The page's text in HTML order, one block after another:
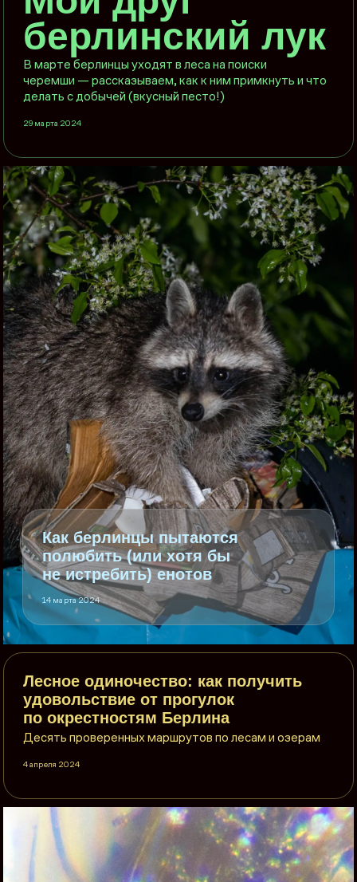
берлинский лук
В марте берлинцы уходят в леса на поиски
черемши — рассказываем, как к ним примкнуть и что
делать с добычей (вкусный песто!)
29 марта 2024
Как берлинцы пытаются
полюбить (или хотя бы
не истребить) енотов
14 марта 2024
Лесное одиночество: как получить
удовольствие от прогулок
по окрестностям Берлина
Десять проверенных маршрутов по лесам и озерам
4 апреля 2024